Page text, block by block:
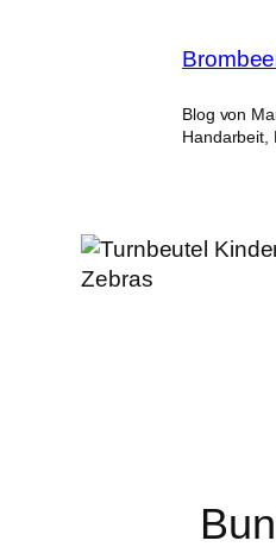
Blog von
Handarbeit,